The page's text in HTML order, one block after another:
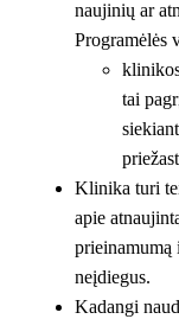
naujinių ar
Programėlės
tai
Klinika turi
apie
prieinamumą
neįdiegus.
Kadangi